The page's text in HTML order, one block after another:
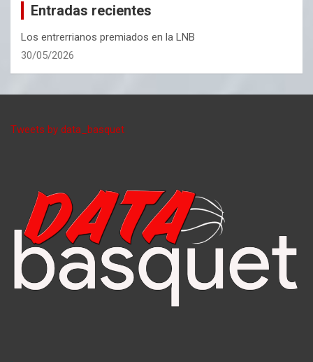
Entradas recientes
Los entrerrianos premiados en la LNB
30/05/2026
Tweets by data_basquet